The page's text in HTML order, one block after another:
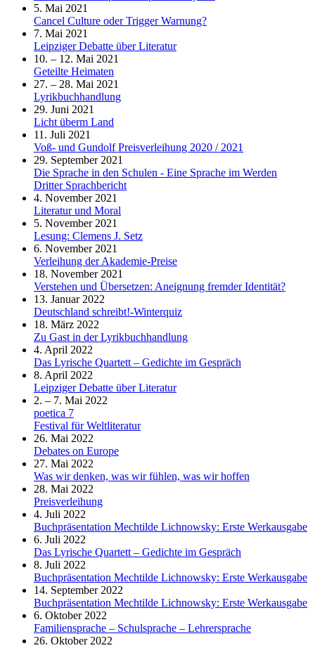
5. Mai 2021
Cancel Culture oder Trigger Warnung?
7. Mai 2021
Leipziger Debatte über Literatur
10. – 12. Mai 2021
Geteilte Heimaten
27. – 28. Mai 2021
Lyrikbuchhandlung
29. Juni 2021
Licht überm Land
11. Juli 2021
Voß- und Gundolf Preisverleihung 2020 / 2021
29. September 2021
Die Sprache in den Schulen - Eine Sprache im Werden
Dritter Sprachbericht
4. November 2021
Literatur und Moral
5. November 2021
Lesung: Clemens J. Setz
6. November 2021
Verleihung der Akademie-Preise
18. November 2021
Verstehen und Übersetzen: Aneignung fremder Identität?
13. Januar 2022
Deutschland schreibt!-Winterquiz
18. März 2022
Zu Gast in der Lyrikbuchhandlung
4. April 2022
Das Lyrische Quartett – Gedichte im Gespräch
8. April 2022
Leipziger Debatte über Literatur
2. – 7. Mai 2022
poetica 7
Festival für Weltliteratur
26. Mai 2022
Debates on Europe
27. Mai 2022
Was wir denken, was wir fühlen, was wir hoffen
28. Mai 2022
Preisverleihung
4. Juli 2022
Buchpräsentation Mechtilde Lichnowsky: Erste Werkausgabe
6. Juli 2022
Das Lyrische Quartett – Gedichte im Gespräch
8. Juli 2022
Buchpräsentation Mechtilde Lichnowsky: Erste Werkausgabe
14. September 2022
Buchpräsentation Mechtilde Lichnowsky: Erste Werkausgabe
6. Oktober 2022
Familiensprache – Schulsprache – Lehrersprache
26. Oktober 2022